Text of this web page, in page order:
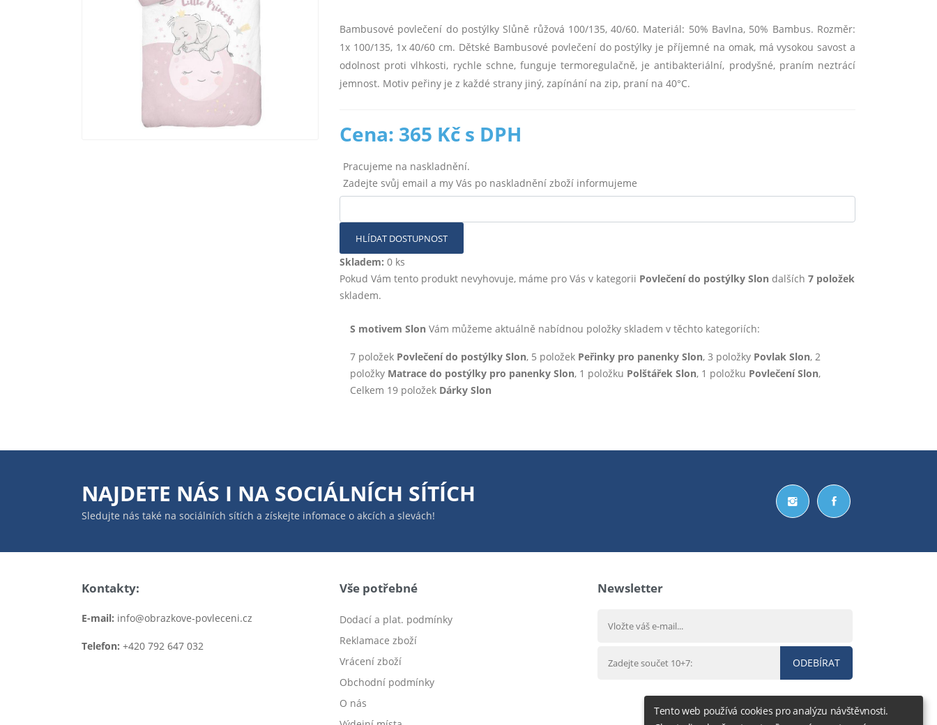
Bambusové povlečení do postýlky Slůně růžová 100/135, 40/60. Materiál: 50% Bavlna, 50% Bambus. Rozměr:
1x 100/135, 1x 40/60 cm. Dětské Bambusové povlečení do postýlky je příjemné na omak, má vysokou savost a
odolnost proti vlhkosti, rychle schne, funguje termoregulačně, je antibakteriální, prodyšné, praním neztrácí
jemnost. Motiv peřiny je z každé strany jiný, zapínání na zip, praní na 40°C.
Cena: 365 Kč s DPH
Pracujeme na naskladnění.
Zadejte svůj email a my Vás po naskladnění zboží informujeme
HLÍDAT DOSTUPNOST
Skladem: 0 ks
Pokud Vám tento produkt nevyhovuje, máme pro Vás v kategorii Povlečení do postýlky Slon dalších 7 položek
skladem.
S motivem Slon Vám můžeme aktuálně nabídnou položky skladem v těchto kategoriích:
7 položek Povlečení do postýlky Slon, 5 položek Peřinky pro panenky Slon, 3 položky Povlak Slon, 2
položky Matrace do postýlky pro panenky Slon, 1 položku Polštářek Slon, 1 položku Povlečení Slon,
Celkem 19 položek Dárky Slon
NAJDETE NÁS I NA SOCIÁLNÍCH SÍTÍCH
Sledujte nás také na sociálních sítích a získejte infomace o akcích a slevách!
Kontakty:
E-mail: info@obrazkove-povleceni.cz
Telefon: +420 792 647 032
Vše potřebné
Dodací a plat. podmínky
Reklamace zboží
Vrácení zboží
Obchodní podmínky
O nás
Newsletter
ODEBÍRAT
Tento web používá cookies pro analýzu návštěvnosti.